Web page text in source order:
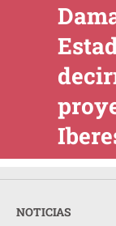
NOTICIAS